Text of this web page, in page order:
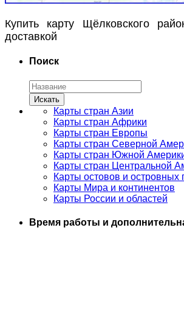
Купить карту Щёлковского
доставкой
Поиск
Карты стран Азии
Карты стран Африки
Карты стран Европы
Карты стран Северной
Карты стран Южной
Карты стран Центральной
Карты остовов и островных
Карты Мира и континентов
Карты России и областей
Время работы и